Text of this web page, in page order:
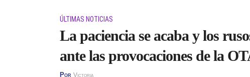
ÚLTIMAS NOTICIAS
La paciencia se acaba y los
ante las provocaciones de la
Por Victoria